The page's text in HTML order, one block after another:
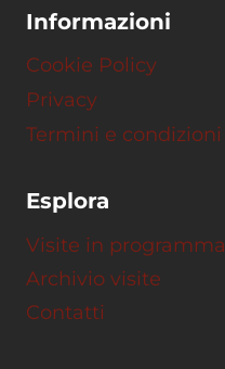
Informazioni
Cookie Policy
Privacy
Termini e condizioni
Esplora
Visite in programma
Archivio visite
Contatti